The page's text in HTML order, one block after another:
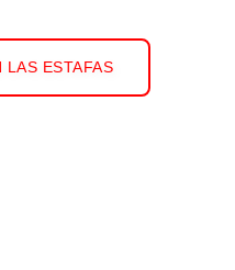
LAS ESTAFAS